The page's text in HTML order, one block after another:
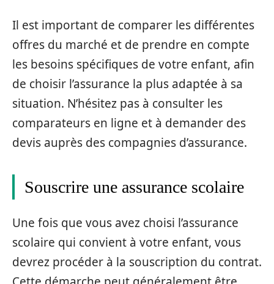
Il est important de comparer les différentes
offres du marché et de prendre en compte
les besoins spécifiques de votre enfant, afin
de choisir l’assurance la plus adaptée à sa
situation. N’hésitez pas à consulter les
comparateurs en ligne et à demander des
devis auprès des compagnies d’assurance.
Souscrire une assurance scolaire
Une fois que vous avez choisi l’assurance
scolaire qui convient à votre enfant, vous
devrez procéder à la souscription du contrat.